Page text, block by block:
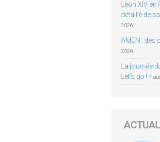
Léon XIV
détaillé de
2026
AMEN : des
2026
La journée
Let’s go ! »